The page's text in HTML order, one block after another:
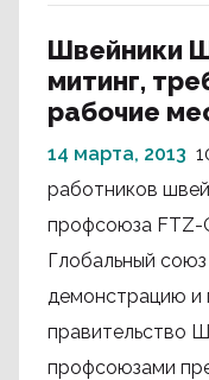
Швейники
митинг,
рабочие
14 марта, 2013
работников
профсоюза FTZ-
Глобальный
демонстрацию и
правительство
профсоюзами